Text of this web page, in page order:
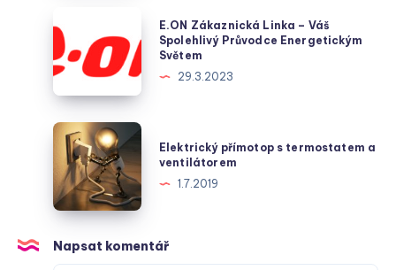
dodávce
plynu
české
metropoli
Zákaznická
Linka
Váš
Spolehlivý
Průvodce
Energetickým
Světem
E.ON Zákaznická Linka – Váš
Spolehlivý Průvodce Energetickým
Světem
29.3.2023
Elektrický
přímotop
termostatem
ventilátorem
Elektrický přímotop s termostatem a
ventilátorem
1.7.2019
Napsat komentář